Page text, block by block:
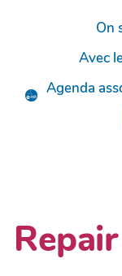
Aller au On
Avec
Agenda